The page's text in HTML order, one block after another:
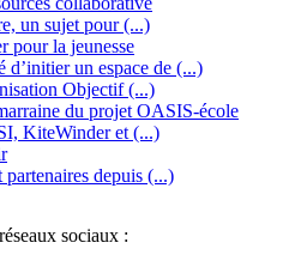
des
et aux Parents : OSI
action pensée pour
un sujet pour (...)
pour la jeunesse
d’initier un espace de (...)
Objectif (...)
du projet OASIS-école
KiteWinder et (...)
depuis (...)
sociaux :